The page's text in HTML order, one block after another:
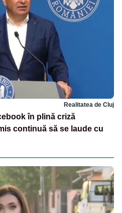
Realitatea de Cluj
în plină criză
continuă să se laude cu